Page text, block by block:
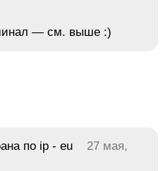
— см. выше :)
27 мая,